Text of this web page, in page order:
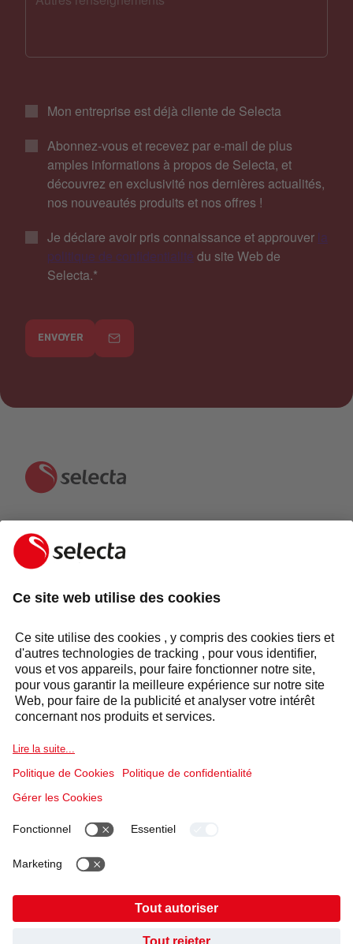
Mon entreprise est déjà cliente de Selecta
Abonnez-vous et recevez par e-mail de plus
amples informations à propos de Selecta, et
découvrez en exclusivité nos dernières actualités,
nos nouveautés produits et nos offres !
Je déclare avoir pris connaissance et approuver la
politique de confidentialité du site Web de
Selecta.*
ENVOYER
CONTACTEZ-NOUS ET RECEVEZ UNE OFFRE
GRATUITE:
CONTACTEZ-NOUS
Secteurs
Groupe Selecta
Produits et solutions
Services
Politique relative aux cookiesConditions d'utilisation
Politique de confidentialitéMentions légales
AVEZ-VOUS TROUVÉ CE QUE VOUS CHERCHIEZ ?